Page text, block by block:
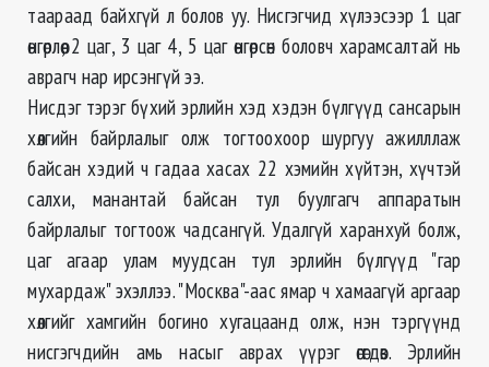
таараад байхгүй л болов уу. Нисгэгчид хүлээсээр 1 цаг
өнгөрлөө, 2 цаг, 3 цаг 4, 5 цаг өнгөрсөн боловч харамсалтай нь
аврагч нар ирсэнгүй ээ.
Нисдэг тэрэг бүхий эрлийн хэд хэдэн бүлгүүд сансарын
хөлгийн байрлалыг олж тогтоохоор шургуу ажилллаж
байсан хэдий ч гадаа хасах 22 хэмийн хүйтэн, хүчтэй
салхи, манантай байсан тул буулгагч аппаратын
байрлалыг тогтоож чадсангүй. Удалгүй харанхуй болж,
цаг агаар улам муудсан тул эрлийн бүлгүүд "гар
мухардаж" эхэллээ. "Москва"-аас ямар ч хамаагүй аргаар
хөлгийг хамгийн богино хугацаанд олж, нэн тэргүүнд
нисгэгчдийн амь насыг аврах үүрэг өгөгдөв. Эрлийн